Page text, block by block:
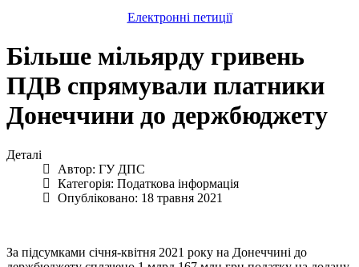
Електронні петиції
Більше мільярду гривень
ПДВ спрямували платники
Донеччини до держбюджету
Деталі
Автор: ГУ ДПС
Категорія: Податкова інформація
Опубліковано: 18 травня 2021
За підсумками січня-квітня 2021 року на Донеччині до